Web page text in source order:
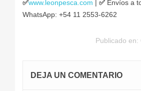
✅www.leonpesca.com ✅ Envíos a
WhatsApp: +54 11 2553-6262
Publicado en:
DEJA UN COMENTARIO